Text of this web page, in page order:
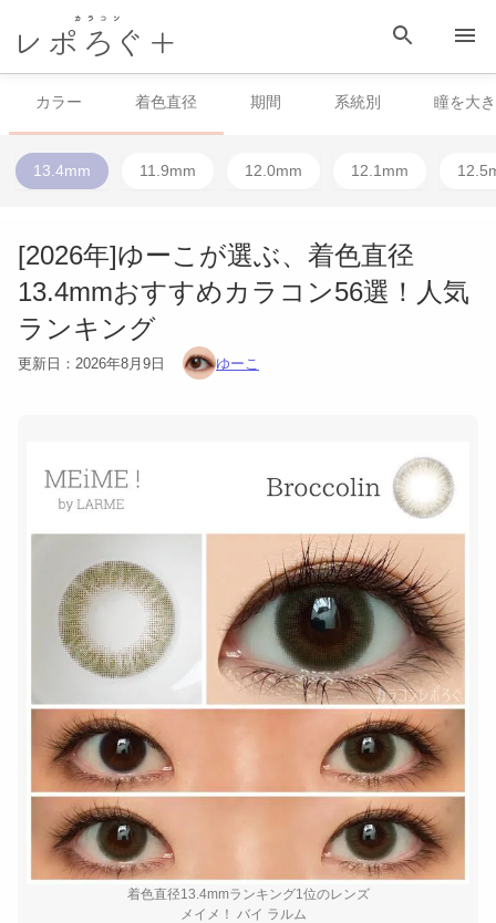
HOME 目 次 メニュー
カラー 着色直径 期間 系統別 瞳を大
13.4mm 11.9mm 12.0mm 12.1mm
[2026年]ゆーこが選ぶ、着色直径
13.4mmおすすめカラコン56選！人気
ランキング
更新日： 2026年8月9日 ゆーこ
着色直径13.4mmランキング1位のレンズ
メイメ！ バイ ラルム